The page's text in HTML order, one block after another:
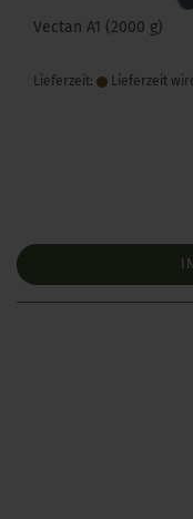
Vectan A1 (2000 g)
Lieferzeit: Lieferzeit